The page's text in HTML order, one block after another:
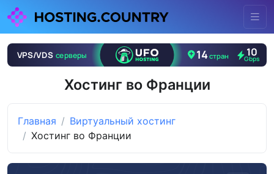
Хостинг во Франции
Главная
Виртуальный хостинг
Хостинг во Франции